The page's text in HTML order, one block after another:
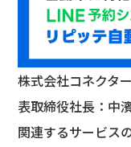
株式会社コネクタ
表取締役社長：中
関連するサービス